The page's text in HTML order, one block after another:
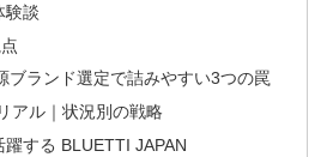
験談
ブランド選定で詰みやすい3つの罠
アル｜状況別の戦略
する BLUETTI JAPAN